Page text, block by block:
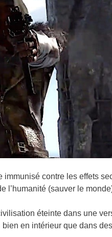
immunisé contre les effets
l’humanité (sauver le
éteinte dans une
bien en intérieur que dans